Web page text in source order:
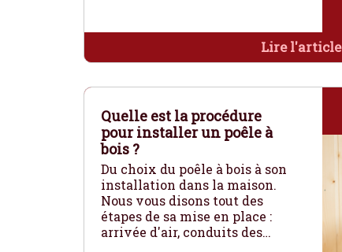
Lire l'article
Quelle est la procédure
pour installer un poêle à
bois ?
Du choix du poêle à bois à son
installation dans la maison.
Nous vous disons tout des
étapes de sa mise en place :
arrivée d'air, conduits des…